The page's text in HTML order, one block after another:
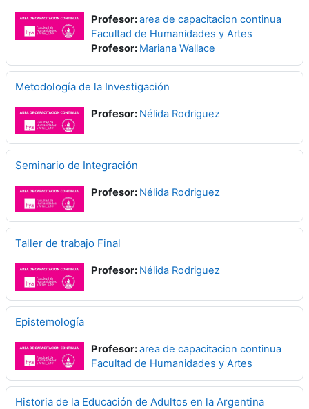
Profesor:area de capacitacion continua
Facultad de Humanidades y Artes
Profesor: Mariana Wallace
Metodología de la Investigación
Profesor: Nélida Rodriguez
Seminario de Integración
Profesor: Nélida Rodriguez
Taller de trabajo Final
Profesor: Nélida Rodriguez
Epistemología
Profesor:area de capacitacion continua
Facultad de Humanidades y Artes
Historia de la Educación de Adultos en la Argentina